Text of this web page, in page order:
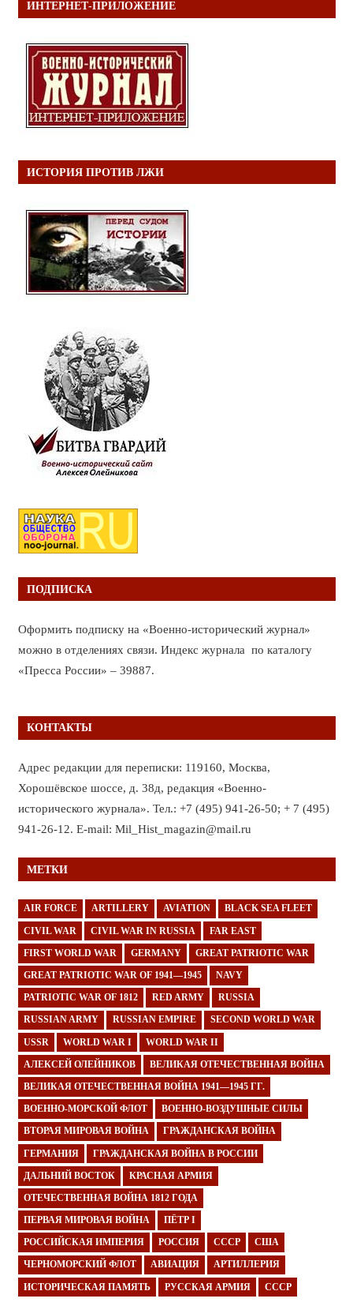
ИНТЕРНЕТ-ПРИЛОЖЕНИЕ
ИСТОРИЯ ПРОТИВ ЛЖИ
ПОДПИСКА
Оформить подписку на «Военно-исторический журнал»
можно в отделениях связи. Индекс журнала по каталогу
«Пресса России» – 39887.
КОНТАКТЫ
Адрес редакции для переписки: 119160, Москва,
Хорошёвское шоссе, д. 38д, редакция «Военно-
исторического журнала». Тел.: +7 (495) 941-26-50; + 7 (495)
941-26-12. E-mail: Mil_Hist_magazin@mail.ru
МЕТКИ
AIR FORCE ARTILLERY AVIATION BLACK SEA FLEET
CIVIL WAR CIVIL WAR IN RUSSIA FAR EAST
FIRST WORLD WAR GERMANY GREAT PATRIOTIC WAR
GREAT PATRIOTIC WAR OF 1941—1945 NAVY
PATRIOTIC WAR OF 1812 RED ARMY RUSSIA
RUSSIAN ARMY RUSSIAN EMPIRE SECOND WORLD WAR
USSR WORLD WAR I WORLD WAR II
АЛЕКСЕЙ ОЛЕЙНИКОВ ВЕЛИКАЯ ОТЕЧЕСТВЕННАЯ ВОЙНА
ВЕЛИКАЯ ОТЕЧЕСТВЕННАЯ ВОЙНА 1941—1945 ГГ.
ВОЕННО-МОРСКОЙ ФЛОТ ВОЕННО-ВОЗДУШНЫЕ СИЛЫ
ВТОРАЯ МИРОВАЯ ВОЙНА ГРАЖДАНСКАЯ ВОЙНА
ГЕРМАНИЯ ГРАЖДАНСКАЯ ВОЙНА В РОССИИ
ДАЛЬНИЙ ВОСТОК КРАСНАЯ АРМИЯ
ОТЕЧЕСТВЕННАЯ ВОЙНА 1812 ГОДА
ПЕРВАЯ МИРОВАЯ ВОЙНА ПЁТР I
РОССИЙСКАЯ ИМПЕРИЯ РОССИЯ СССР США
ЧЕРНОМОРСКИЙ ФЛОТ АВИАЦИЯ АРТИЛЛЕРИЯ
ИСТОРИЧЕСКАЯ ПАМЯТЬ РУССКАЯ АРМИЯ СССР